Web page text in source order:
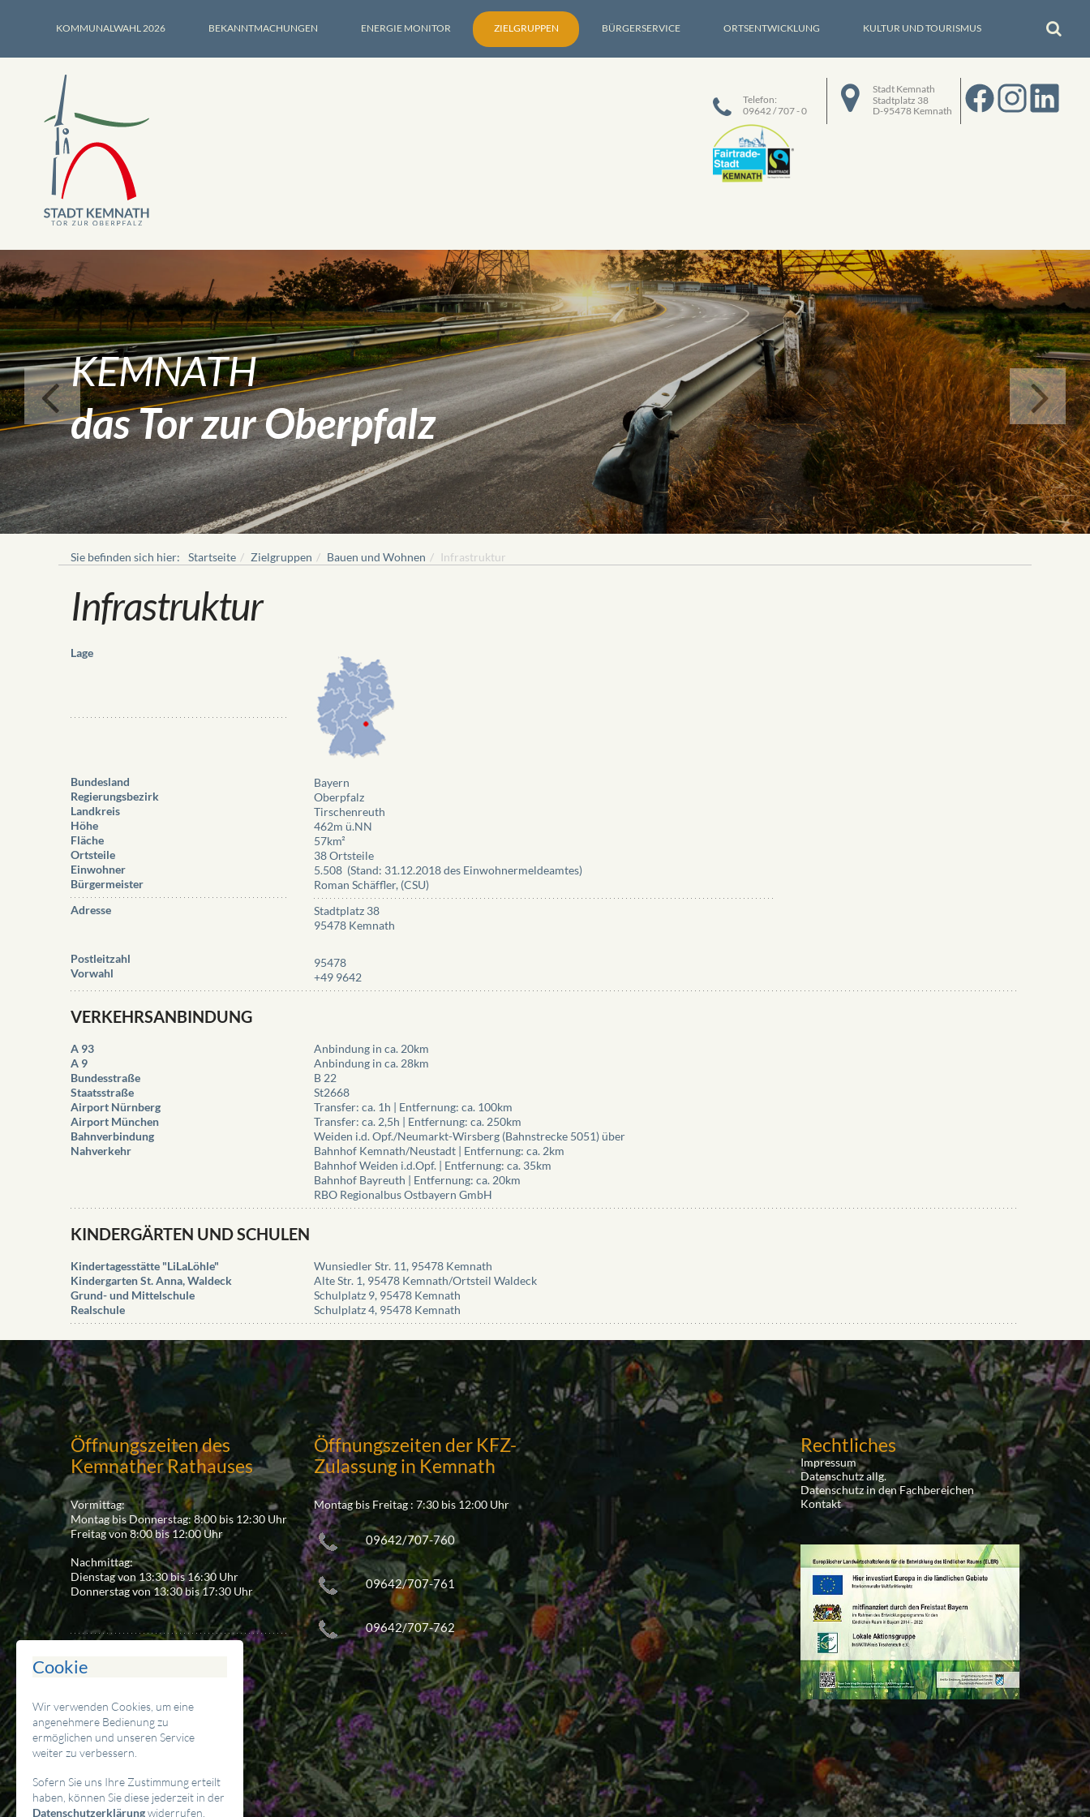
KOMMUNALWAHL 2026 BEKANNTMACHUNGEN ENERGIE MONITOR ZIELGRUPPEN BÜRGERSERVICE ORTSENTWICKLUNG KULTUR UND TOURISMUS
Telefon:
09642 / 707 - 0
Stadt Kemnath
Stadtplatz 38
D-95478 Kemnath
KEMNATH
das Tor zur Oberpfalz
Sie befinden sich hier: Startseite Zielgruppen Bauen und Wohnen Infrastruktur
Infrastruktur
Lage
Bundesland
Regierungsbezirk
Landkreis
Höhe
Fläche
Ortsteile
Einwohner
Bürgermeister
Adresse
Postleitzahl
Vorwahl
Bayern
Oberpfalz
Tirschenreuth
462m ü.NN
57km²
38 Ortsteile
5.508 (Stand: 31.12.2018 des Einwohnermeldeamtes)
Roman Schäffler, (CSU)
Stadtplatz 38
95478 Kemnath
95478
+49 9642
VERKEHRSANBINDUNG
A 93
A 9
Bundesstraße
Staatsstraße
Airport Nürnberg
Airport München
Bahnverbindung
Nahverkehr
Anbindung in ca. 20km
Anbindung in ca. 28km
B 22
St2668
Transfer: ca. 1h | Entfernung: ca. 100km
Transfer: ca. 2,5h | Entfernung: ca. 250km
Weiden i.d. Opf./Neumarkt-Wirsberg (Bahnstrecke 5051) über
Bahnhof Kemnath/Neustadt | Entfernung: ca. 2km
Bahnhof Weiden i.d.Opf. | Entfernung: ca. 35km
Bahnhof Bayreuth | Entfernung: ca. 20km
RBO Regionalbus Ostbayern GmbH
KINDERGÄRTEN UND SCHULEN
Kindertagesstätte "LiLaLöhle"
Kindergarten St. Anna, Waldeck
Grund- und Mittelschule
Realschule
Wunsiedler Str. 11, 95478 Kemnath
Alte Str. 1, 95478 Kemnath/Ortsteil Waldeck
Schulplatz 9, 95478 Kemnath
Schulplatz 4, 95478 Kemnath
Öffnungszeiten des
Kemnather Rathauses
Vormittag:
Montag bis Donnerstag: 8:00 bis 12:30 Uhr
Freitag von 8:00 bis 12:00 Uhr
Nachmittag:
Dienstag von 13:30 bis 16:30 Uhr
Donnerstag von 13:30 bis 17:30 Uhr
Ansprechpartner
Stadt Kemnath
Stadtplatz 38
D-95478 Kemnath
Fax 09642 / 707 - 50
poststelle(at)kemnath.de
Öffnungszeiten der KFZ-
Zulassung in Kemnath
Montag bis Freitag : 7:30 bis 12:00 Uhr
09642/707-760
09642/707-761
09642/707-762
Rechtliches
Impressum
Datenschutz allg.
Datenschutz in den Fachbereichen
Kontakt
Cookie
Wir verwenden Cookies, um eine
angenehmere Bedienung zu
ermöglichen und unseren Service
weiter zu verbessern.
Sofern Sie uns Ihre Zustimmung erteilt
haben, können Sie diese jederzeit in der
Datenschutzerklärungwiderrufen.